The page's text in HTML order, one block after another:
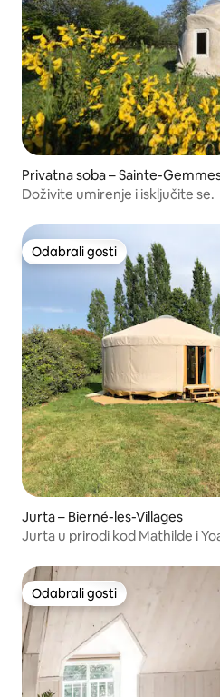
Privatna soba – Sainte-
Doživite umirenje i isključite se.
Odabrali gosti
Odabrali gosti
Jurta – Bierné-les-Villages
Jurta u prirodi kod Mathilde i
Odabrali gosti
Odabrali gosti